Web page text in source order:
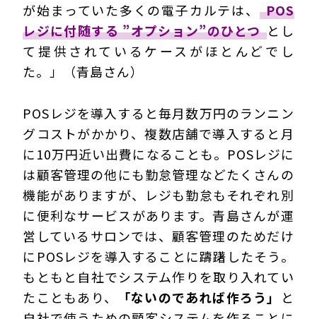
が始まっていた多くの電子カルテは、
POS
レジに付随する ”オプション”のひとつ とし
て提供されているケースがほとんどでし
た。」（青島さん）
POSレジを導入すると毎月数万円のランニン
グコストがかかり、複数店舗で導入すると月
に10万円近い出費になることも。POSレジに
は顧客管理の他にも勤怠管理などたくさんの
機能がありますが、レジも勤怠もそれぞれ別
に便利なサービスがあります。青島さんが運
営しているサロンでは、顧客管理のためだけ
にPOSレジを導入することに躊躇したそう。
もともと自社でシステム作りを取り入れてい
たこともあり、
「ないのであれば作ろう」
と